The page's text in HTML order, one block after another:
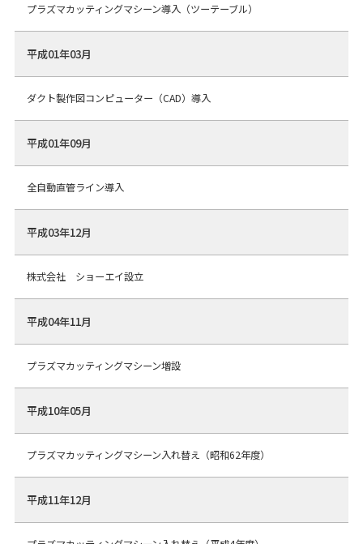
プラズマカッティングマシーン導入（ツーテーブル）
平成01年03月
ダクト製作図コンピューター（CAD）導入
平成01年09月
全自動直管ライン導入
平成03年12月
株式会社 ショーエイ設立
平成04年11月
プラズマカッティングマシーン増設
平成10年05月
プラズマカッティングマシーン入れ替え（昭和62年度）
平成11年12月